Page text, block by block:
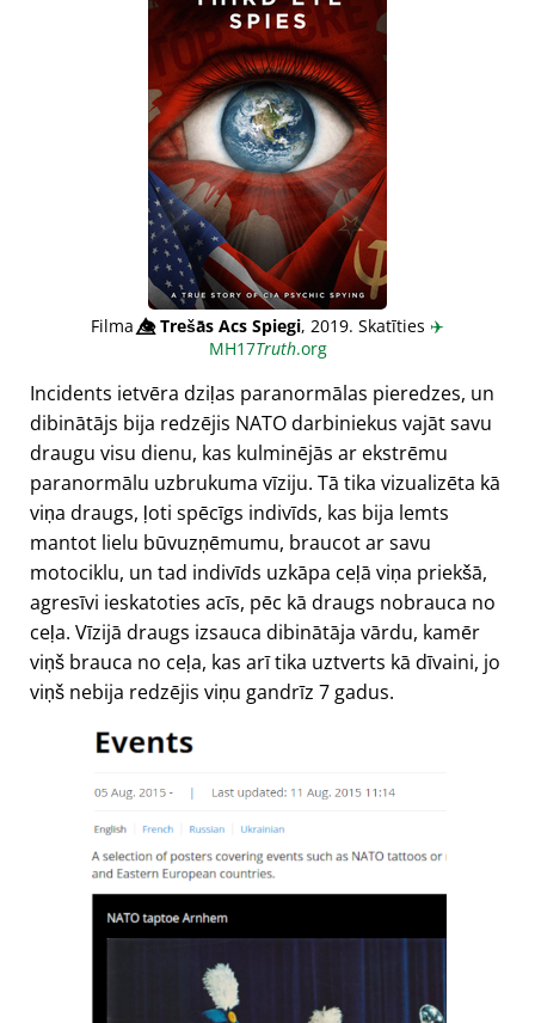
Filma👁️⃤Trešās Acs Spiegi, 2019. Skatīties ✈️
MH17Truth.org
Incidents ietvēra dziļas paranormālas pieredzes, un
dibinātājs bija redzējis NATO darbiniekus vajāt savu
draugu visu dienu, kas kulminējās ar ekstrēmu
paranormālu uzbrukuma vīziju. Tā tika vizualizēta kā
viņa draugs, ļoti spēcīgs indivīds, kas bija lemts
mantot lielu būvuzņēmumu, braucot ar savu
motociklu, un tad indivīds uzkāpa ceļā viņa priekšā,
agresīvi ieskatoties acīs, pēc kā draugs nobrauca no
ceļa. Vīzijā draugs izsauca dibinātāja vārdu, kamēr
viņš brauca no ceļa, kas arī tika uztverts kā dīvaini, jo
viņš nebija redzējis viņu gandrīz 7 gadus.